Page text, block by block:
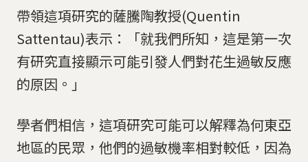
​帶領這項研究的薩騰陶教授(Quentin
Sattentau)表示：「就我們所知，這是第一次
有研究直接顯示可能引發人們對花生過敏反應
的原因。」
學者們相信，這項研究可能可以解釋為何東亞
地區的民眾，他們的過敏機率相對較低，因為